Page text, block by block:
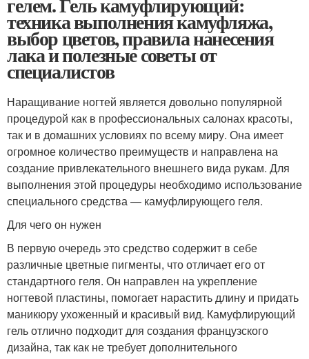
техника выполнения камуфляжа,
выбор цветов, правила нанесения
лака и полезные советы от
специалистов
Наращивание ногтей является довольно популярной
процедурой как в профессиональных салонах красоты,
так и в домашних условиях по всему миру. Она имеет
огромное количество преимуществ и направлена на
создание привлекательного внешнего вида рукам. Для
выполнения этой процедуры необходимо использование
специального средства — камуфлирующего геля.
Для чего он нужен
В первую очередь это средство содержит в себе
различные цветные пигменты, что отличает его от
стандартного геля. Он направлен на укрепление
ногтевой пластины, помогает нарастить длину и придать
маникюру ухоженный и красивый вид. Камуфлирующий
гель отлично подходит для создания французского
дизайна, так как не требует дополнительного